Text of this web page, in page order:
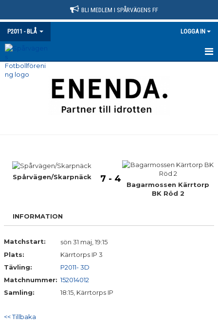
BLI MEDLEM I SPÅRVÄGENS FF
P2011 - BLÅ LOGGA IN
HEM
BILDGALLERI
KONTAKT
Spårvägen/Skarpnäck 7 - 4
Bagarmossen Kärrtorp
BK Röd 2
INFORMATION
Matchstart:
sön 31 maj, 19:15
Plats:
Kärrtorps IP 3
Tävling:
P2011- 3D
Matchnummer: 152014012
Samling:
18:15, Kärrtorps IP
<< Tillbaka